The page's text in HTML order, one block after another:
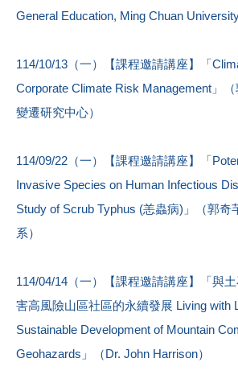
General Education, Ming Chuan University
114/10/13（一）【課程邀請講座】「
Corporate Climate Risk Management」
變遷研究中心）
114/09/22（一）【課程邀請講座】「
Invasive Species on Human Infectious
Study of Scrub Typhus (恙蟲病)」（郭奇
系）
114/04/14（一）【課程邀請講座】「與
害高風險山區社區的永續發展 Living with
Sustainable Development of Mountain
Geohazards」（Dr. John Harrison）